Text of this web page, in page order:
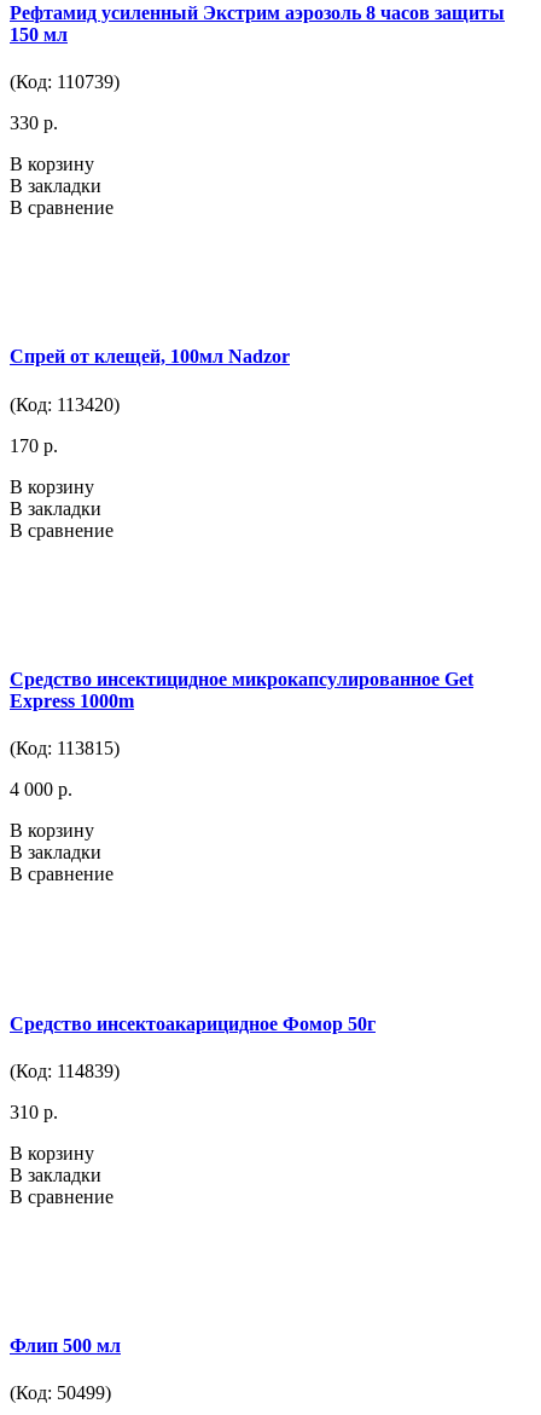
Рефтамид усиленный Экстрим аэрозоль 8 часов защиты
150 мл
(Код: 110739)
330 р.
В корзину
В закладки
В сравнение
Спрей от клещей, 100мл Nadzor
(Код: 113420)
170 р.
В корзину
В закладки
В сравнение
Средство инсектицидное микрокапсулированное Get
Express 1000m
(Код: 113815)
4 000 р.
В корзину
В закладки
В сравнение
Средство инсектоакарицидное Фомор 50г
(Код: 114839)
310 р.
В корзину
В закладки
В сравнение
Флип 500 мл
(Код: 50499)